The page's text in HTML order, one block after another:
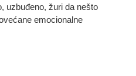
uzbuđeno, žuri da nešto
emocionalne